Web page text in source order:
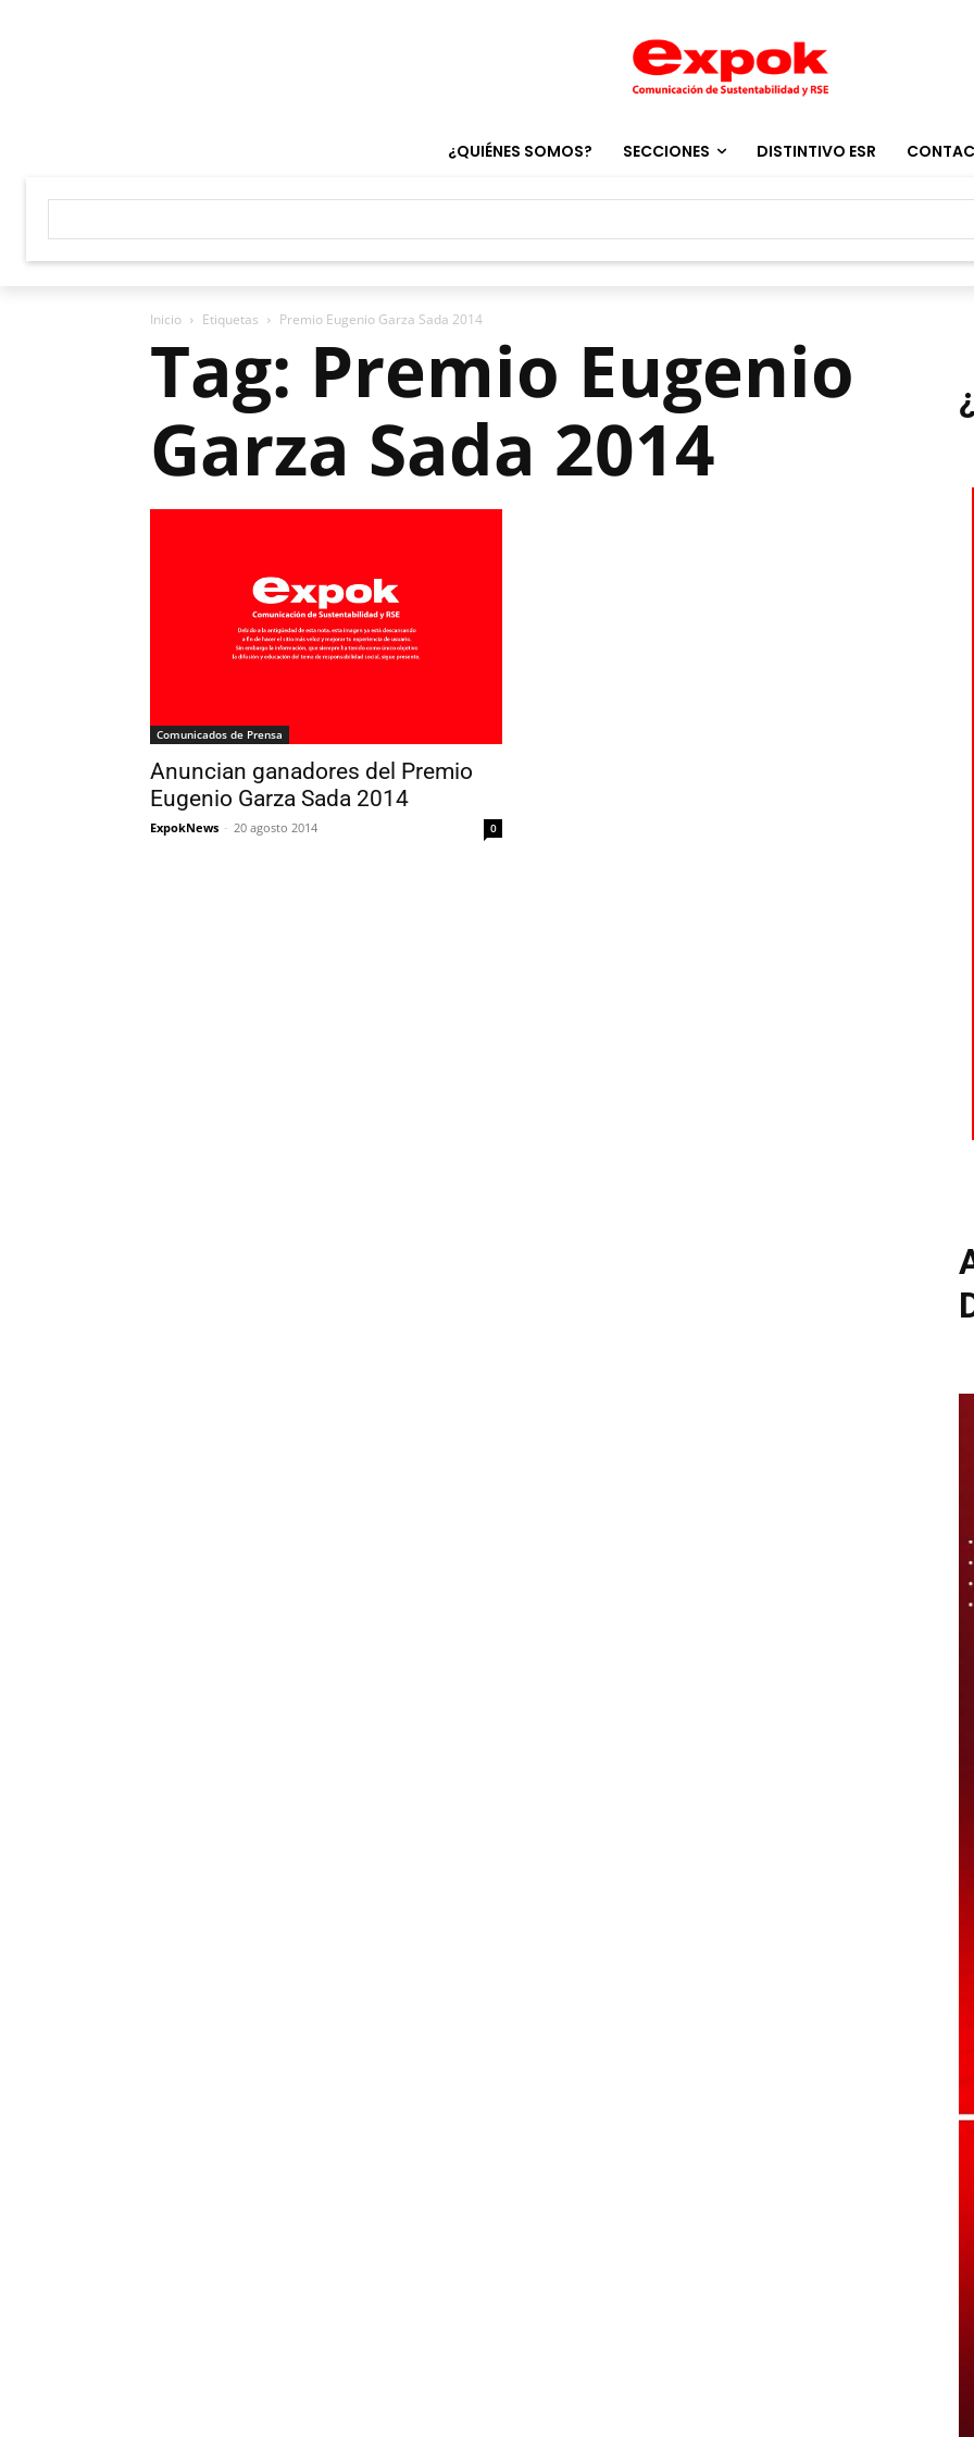
¿QUIÉNES SOMOS? SECCIONES DISTINTIVO ESR
Inicio Etiquetas Premio Eugenio Garza Sada 2014
Tag: Premio Eugenio
Garza Sada 2014
Comunicados de Prensa
Anuncian ganadores del Premio
Eugenio Garza Sada 2014
ExpokNews - 20 agosto 2014 0